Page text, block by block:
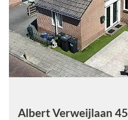
Albert Verweijlaan 45